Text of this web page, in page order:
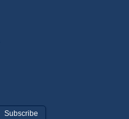
Subscribe